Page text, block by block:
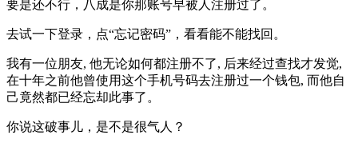
要是还不行，八成是你那账号早被人注册过了。
去试一下登录，点“忘记密码”，看看能不能找回。
我有一位朋友, 他无论如何都注册不了, 后来经过查找才发觉,
在十年之前他曾使用这个手机号码去注册过一个钱包, 而他自
己竟然都已经忘却此事了。
你说这破事儿，是不是很气人？